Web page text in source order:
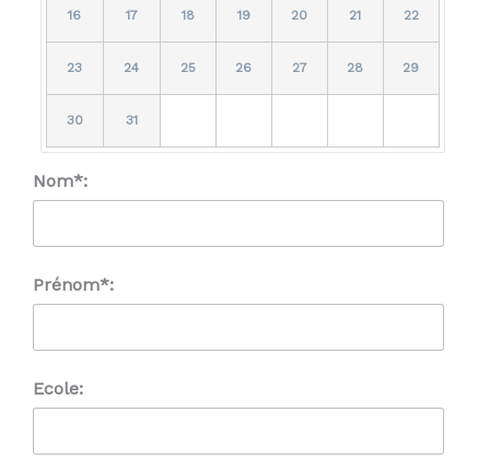
16 17 18 19 20 21 22
23 24 25 26 27 28 29
30 31
Nom*:
Prénom*:
Ecole: